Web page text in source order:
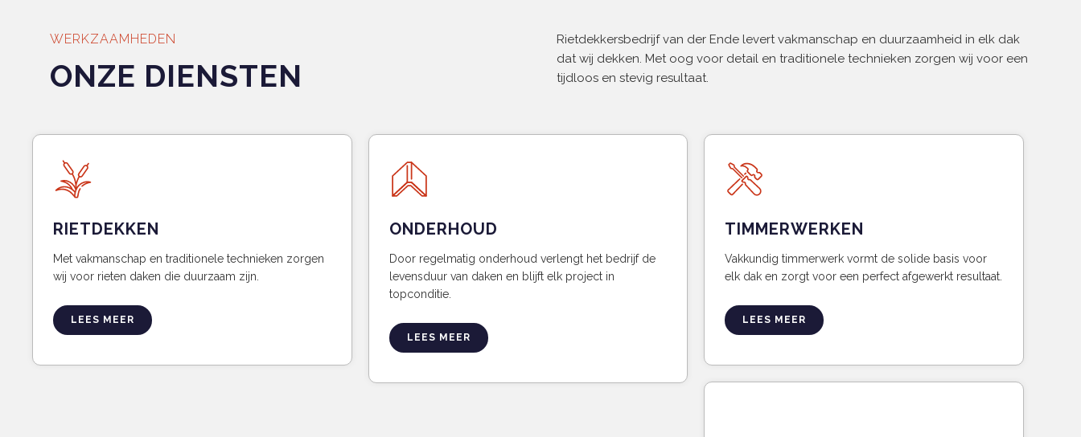
WERKZAAMHEDEN
ONZE DIENSTEN
Rietdekkersbedrijf van der Ende levert vakmanschap en duurzaamheid in elk dak
dat wij dekken. Met oog voor detail en traditionele technieken zorgen wij voor een
tijdloos en stevig resultaat.
RIETDEKKEN
Met vakmanschap en traditionele technieken zorgen
wij voor rieten daken die duurzaam zijn.
LEES MEER
ONDERHOUD
Door regelmatig onderhoud verlengt het bedrijf de
levensduur van daken en blijft elk project in
topconditie.
LEES MEER
TIMMERWERKEN
Vakkundig timmerwerk vormt de solide basis voor
elk dak en zorgt voor een perfect afgewerkt resultaat.
LEES MEER